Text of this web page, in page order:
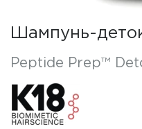
Шампунь-
Peptide Prep™